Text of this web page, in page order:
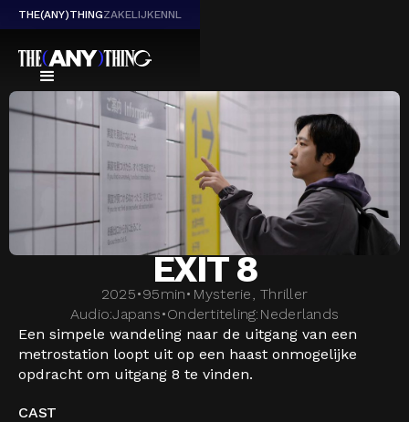
THE(ANY)THINGZAKELIJKENNL
EXIT 8
2025•95min• Mysterie, Thriller
Audio:Japans•Ondertiteling: Nederlands
Een simpele wandeling naar de uitgang van een
metrostation loopt uit op een haast onmogelijke
opdracht om uitgang 8 te vinden.
CAST